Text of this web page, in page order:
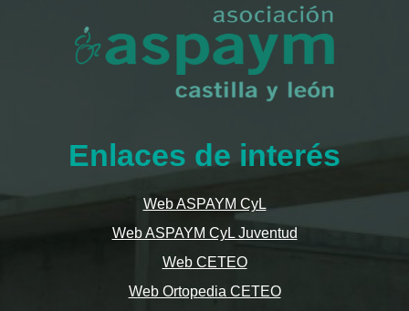
Enlaces de interés
Web ASPAYM CyL
Web ASPAYM CyL Juventud
Web CETEO
Web Ortopedia CETEO